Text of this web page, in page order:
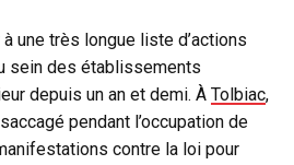
une très longue liste d’actions
sein des établissements
depuis un an et demi. À Tolbiac,
pendant l’occupation de
contre la loi pour